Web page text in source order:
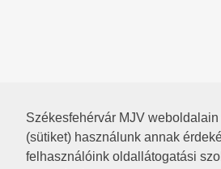
Székesfehérvár MJV
(sütiket) használunk annak
felhasználóink oldallátogatási